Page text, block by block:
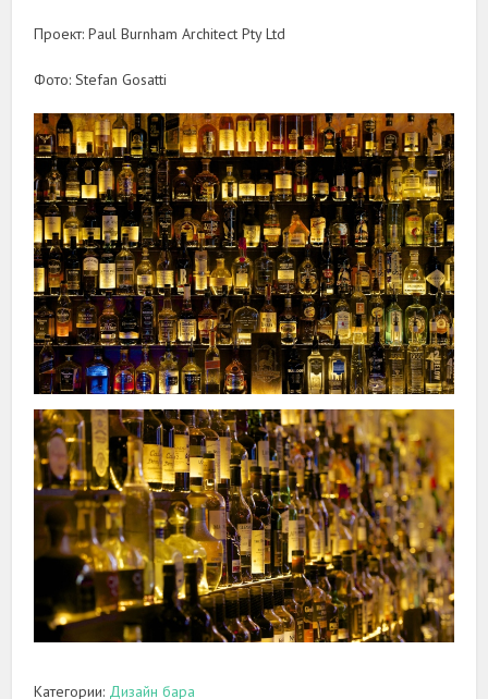
Проект: Paul Burnham Architect Pty Ltd
Фото: Stefan Gosatti
Категории: Дизайн бара